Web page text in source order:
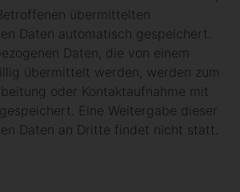
übermittelten
Daten automatisch gespeichert.
Daten, die von einem
übermittelt werden, werden zum
oder Kontaktaufnahme mit
Eine Weitergabe dieser
Daten an Dritte findet nicht statt.